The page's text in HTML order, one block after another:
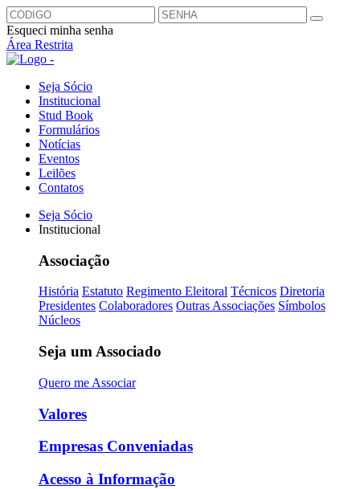
Esqueci minha senha
Área Restrita
Seja Sócio
Institucional
Stud Book
Formulários
Notícias
Eventos
Leilões
Contatos
Seja Sócio
Institucional
Associação
História Estatuto Regimento Eleitoral Técnicos Diretoria
Presidentes Colaboradores Outras Associações Símbolos
Núcleos
Seja um Associado
Quero me Associar
Valores
Empresas Conveniadas
Acesso à Informação